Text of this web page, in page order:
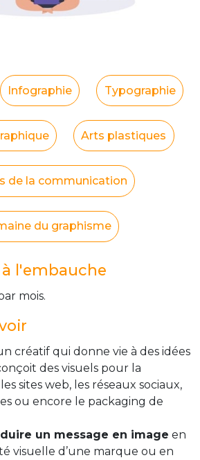
Infographie Typographie
Arts plastiques
de la communication
du graphisme
à l'embauche
mois.
créatif qui donne vie à des idées
des visuels pour la
sites web, les réseaux sociaux,
ou encore le packaging de
un message en image en
visuelle d’une marque ou en